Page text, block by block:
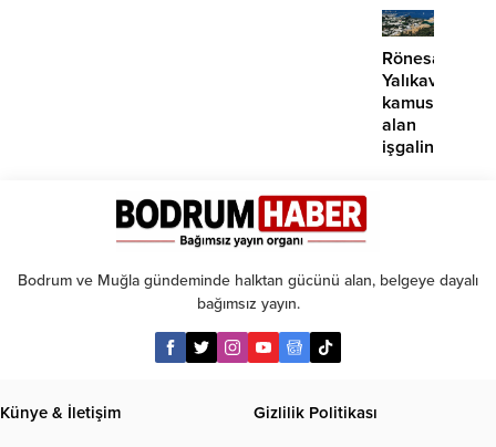
paralı
Rönesans
Yalıkavak’ta
kamusal
alan
işgalini
Bodrum ve Muğla gündeminde halktan gücünü alan, belgeye dayalı
bağımsız yayın.
Künye & İletişim Gizlilik Politikası